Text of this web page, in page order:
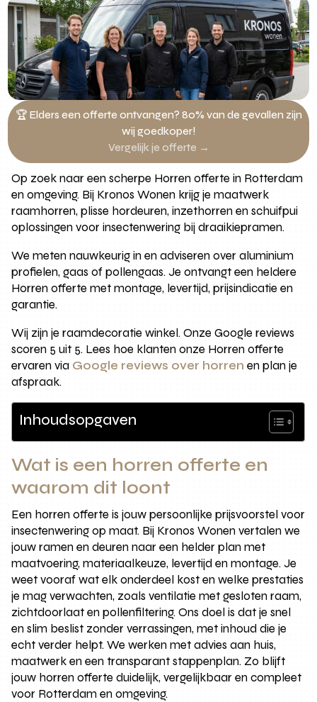
🏆 Elders een offerte ontvangen? 80% van de gevallen zijn
wij goedkoper!
Vergelijk je offerte →
Op zoek naar een scherpe Horren offerte in Rotterdam
en omgeving. Bij Kronos Wonen krijg je maatwerk
raamhorren, plisse hordeuren, inzethorren en schuifpui
oplossingen voor insectenwering bij draaikiepramen.
We meten nauwkeurig in en adviseren over aluminium
profielen, gaas of pollengaas. Je ontvangt een heldere
Horren offerte met montage, levertijd, prijsindicatie en
garantie.
Wij zijn je raamdecoratie winkel. Onze Google reviews
scoren 5 uit 5. Lees hoe klanten onze Horren offerte
ervaren via Google reviews over horren en plan je
afspraak.
Inhoudsopgaven
Wat is een horren offerte en
waarom dit loont
Een horren offerte is jouw persoonlijke prijsvoorstel voor
insectenwering op maat. Bij Kronos Wonen vertalen we
jouw ramen en deuren naar een helder plan met
maatvoering, materiaalkeuze, levertijd en montage. Je
weet vooraf wat elk onderdeel kost en welke prestaties
je mag verwachten, zoals ventilatie met gesloten raam,
zichtdoorlaat en pollenfiltering. Ons doel is dat je snel
en slim beslist zonder verrassingen, met inhoud die je
echt verder helpt. We werken met advies aan huis,
maatwerk en een transparant stappenplan. Zo blijft
jouw horren offerte duidelijk, vergelijkbaar en compleet
voor Rotterdam en omgeving.